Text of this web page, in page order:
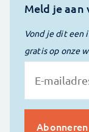
Meld je aan
Vond je dit een
gratis op onze